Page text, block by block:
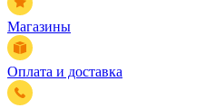
Магазины
Оплата и доставка